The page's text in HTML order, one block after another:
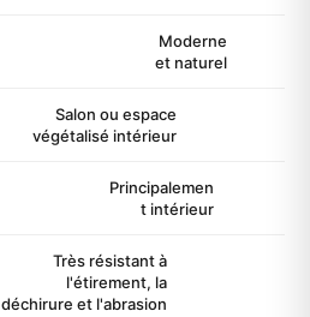
Moderne
et naturel
Salon ou espace
végétalisé intérieur
Principalemen
t intérieur
Très résistant à
l'étirement, la
déchirure et l'abrasion